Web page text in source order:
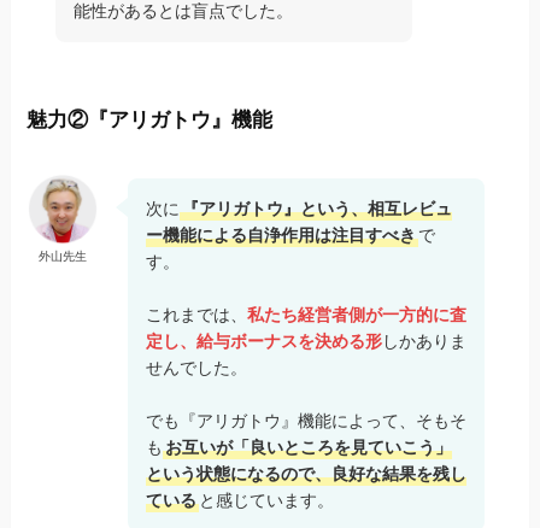
能性があるとは盲点でした。
魅力②『アリガトウ』機能
外山先生
次に『アリガトウ』という、相互レビュ
ー機能による自浄作用は注目すべきで
す。
これまでは、 私たち経営者側が一方的に査
定し、給与ボーナスを決める形しかありま
せんでした。
でも『アリガトウ』機能によって、そもそ
も お互いが「良いところを見ていこう」
という状態になるので、良好な結果を残し
ていると感じています。